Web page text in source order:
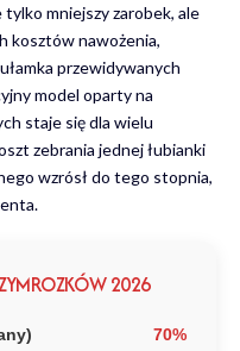
mniejszy zarobek, ale
kosztów nawożenia,
przewidywanych
model oparty na
staje się dla wielu
zebrania jednej łubianki
wzrósł do tego stopnia,
2026
70%